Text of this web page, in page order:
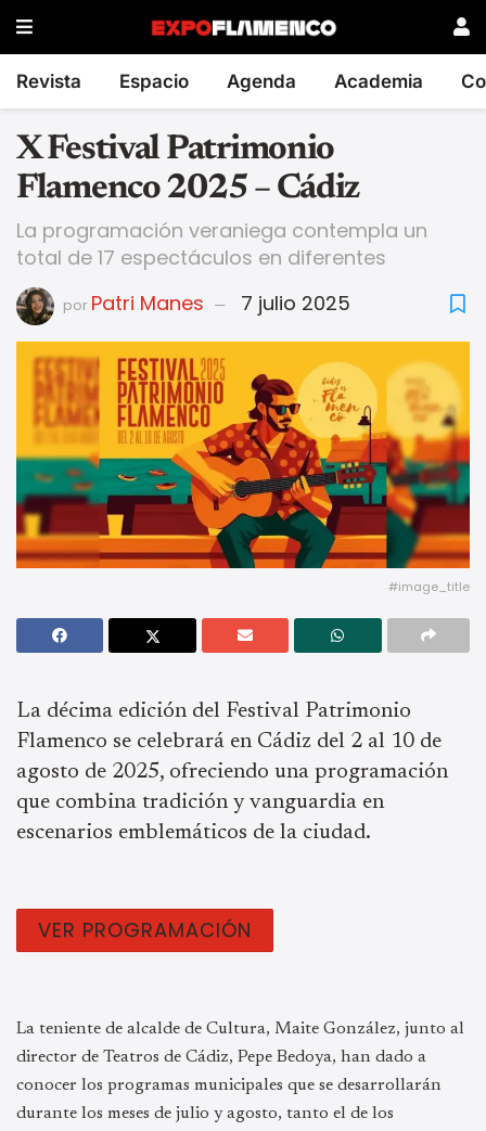
Revista Espacio Agenda Academia
X Festival Patrimonio
Flamenco 2025 – Cádiz
La programación veraniega contempla un
total de 17 espectáculos en diferentes
por Patri Manes 7 julio 2025
#image_title
La décima edición del Festival Patrimonio
Flamenco se celebrará en Cádiz del 2 al 10 de
agosto de 2025, ofreciendo una programación
que combina tradición y vanguardia en
escenarios emblemáticos de la ciudad.
VER PROGRAMACIÓN
La teniente de alcalde de Cultura, Maite González, junto al
director de Teatros de Cádiz, Pepe Bedoya, han dado a
conocer los programas municipales que se desarrollarán
durante los meses de julio y agosto, tanto el de los